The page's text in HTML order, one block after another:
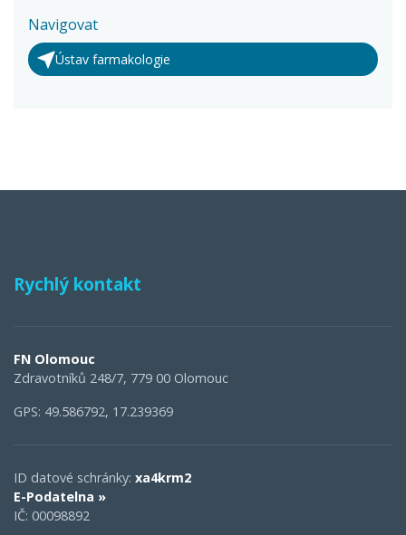
Navigovat
Ústav farmakologie
Rychlý kontakt
FN Olomouc
Zdravotníků 248/7, 779 00 Olomouc
GPS: 49.586792, 17.239369
ID datové schránky: xa4krm2
E-Podatelna »
IČ: 00098892